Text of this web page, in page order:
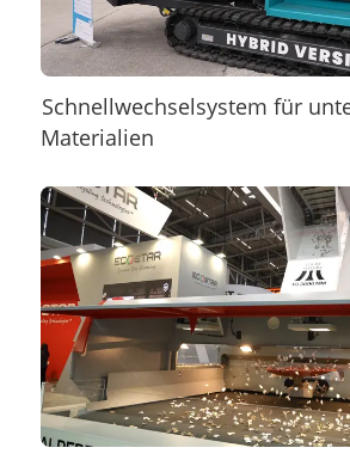
Schnellwechselsystem für
Materialien